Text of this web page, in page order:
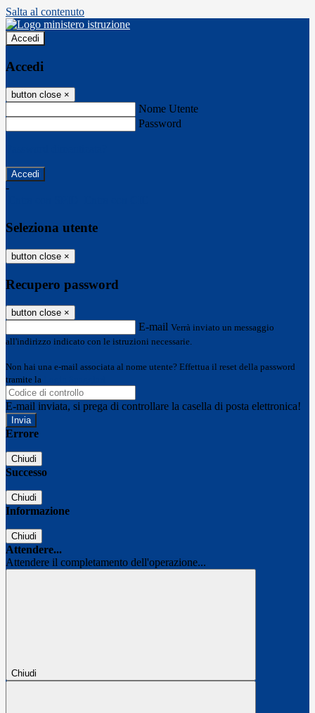
Salta al contenuto
Accedi
Accedi
button close ×
Nome Utente
Password
-
Seleziona utente
button close ×
Recupero password
button close ×
E-mail Verrà inviato un messaggio
all'indirizzo indicato con le istruzioni necessarie.
Non hai una e-mail associata al nome utente? Effettua il reset della password
tramite la
E-mail inviata, si prega di controllare la casella di posta elettronica!
Errore
Chiudi
Successo
Chiudi
Informazione
Chiudi
Attendere...
Attendere il completamento dell'operazione...
Chiudi